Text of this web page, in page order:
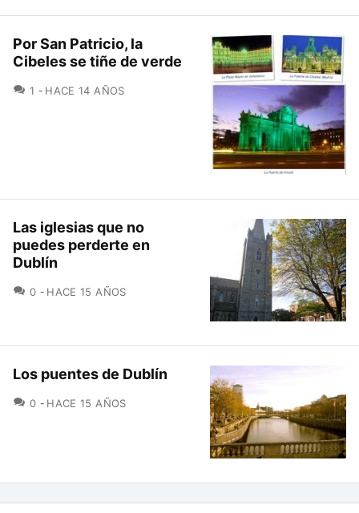
Por San Patricio, la
Cibeles se tiñe de verde
1 COMENTARIOS
HACE 14 AÑOS
Las iglesias que no
puedes perderte en
Dublín
0 COMENTARIOS
HACE 15 AÑOS
Los puentes de Dublín
0 COMENTARIOS
HACE 15 AÑOS